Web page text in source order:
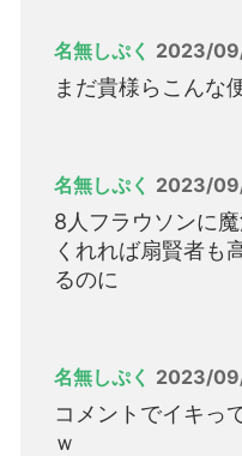
名無しぷく 2023/
まだ貴様らこんな
名無しぷく 2023/
8人フラウソンに
くれれば扇賢者も
るのに
名無しぷく 2023/
コメントでイキっ
ｗ